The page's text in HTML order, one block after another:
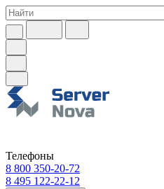
Телефоны
8 800 350-20-72
8 495 122-22-12